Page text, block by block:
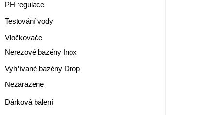
PH regulace
Testování vody
Vločkovače
Nerezové bazény Inox
Vyhřívané bazény Drop
Nezařazené
Dárková balení